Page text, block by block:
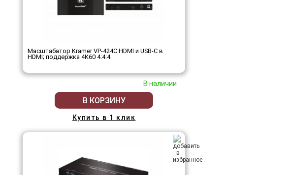
Масштабатор Kramer VP-424C HDMI и USB-C в
HDMI; поддержка 4К60 4:4:4
В наличии
В КОРЗИНУ
Купить в 1 клик